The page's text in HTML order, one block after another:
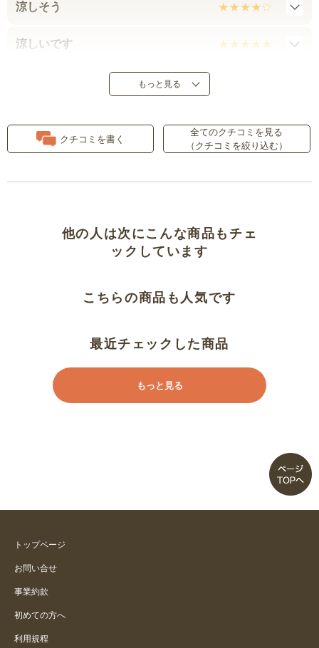
涼しそう
涼しいです
リピです
息子のパジャマにしました。
生地は薄いです
着心地とてもよいです
着心地が楽
もっと見る
クチコミを書く
全てのクチコミを見る
（クチコミを絞り込む）
他の人は次にこんな商品もチェ
ックしています
こちらの商品も人気です
最近チェックした商品
もっと見る
トップページ
お問い合せ
事業約款
初めての方へ
利用規程